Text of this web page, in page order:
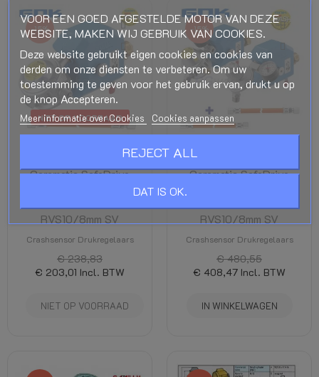
NIET OP VOORRAAD
-15%
Drukregelaar GOK
Caramatic SafeDrive
RVS10/8mm SV
Crashsensor Drukregelaars
€ 238,83
€ 203,01 Incl. BTW
NIET OP VOORRAAD
-15%
Drukregelaar GOK
Caramatic SafeDrive
RVS10/8mm SV
Crashsensor Drukregelaars
€ 480,55
€ 408,47 Incl. BTW
IN WINKELWAGEN
VOOR EEN GOED AFGESTELDE MOTOR VAN DEZE
WEBSITE, MAKEN WIJ GEBRUIK VAN COOKIES.
Deze website gebruikt eigen cookies en cookies van
derden om onze diensten te verbeteren. Om uw
toestemming te geven voor het gebruik ervan, drukt u op
de knop Accepteren.
Meer informatie over Cookies Cookies aanpassen
REJECT ALL
DAT IS OK.